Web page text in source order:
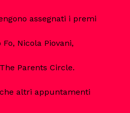
assegnati i premi
Nicola Piovani,
Parents Circle.
altri appuntamenti